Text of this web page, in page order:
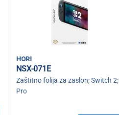
hori
NSX-071E
Zaštitno folija za zaslon; Switch 2;
Pro